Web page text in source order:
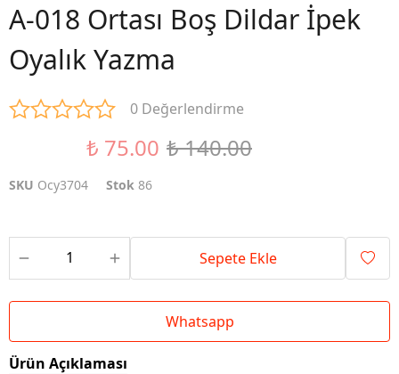
A-018 Ortası Boş Dildar İpek
Oyalık Yazma
0 Değerlendirme
₺ 75.00 ₺ 140.00
SKU Ocy3704 Stok 86
Sepete Ekle
Whatsapp
Ürün Açıklaması